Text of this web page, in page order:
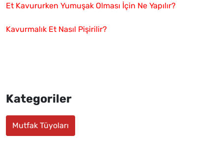
Et Kavururken Yumuşak Olması İçin Ne Yapılır?
Kavurmalık Et Nasıl Pişirilir?
Kategoriler
Mutfak Tüyoları